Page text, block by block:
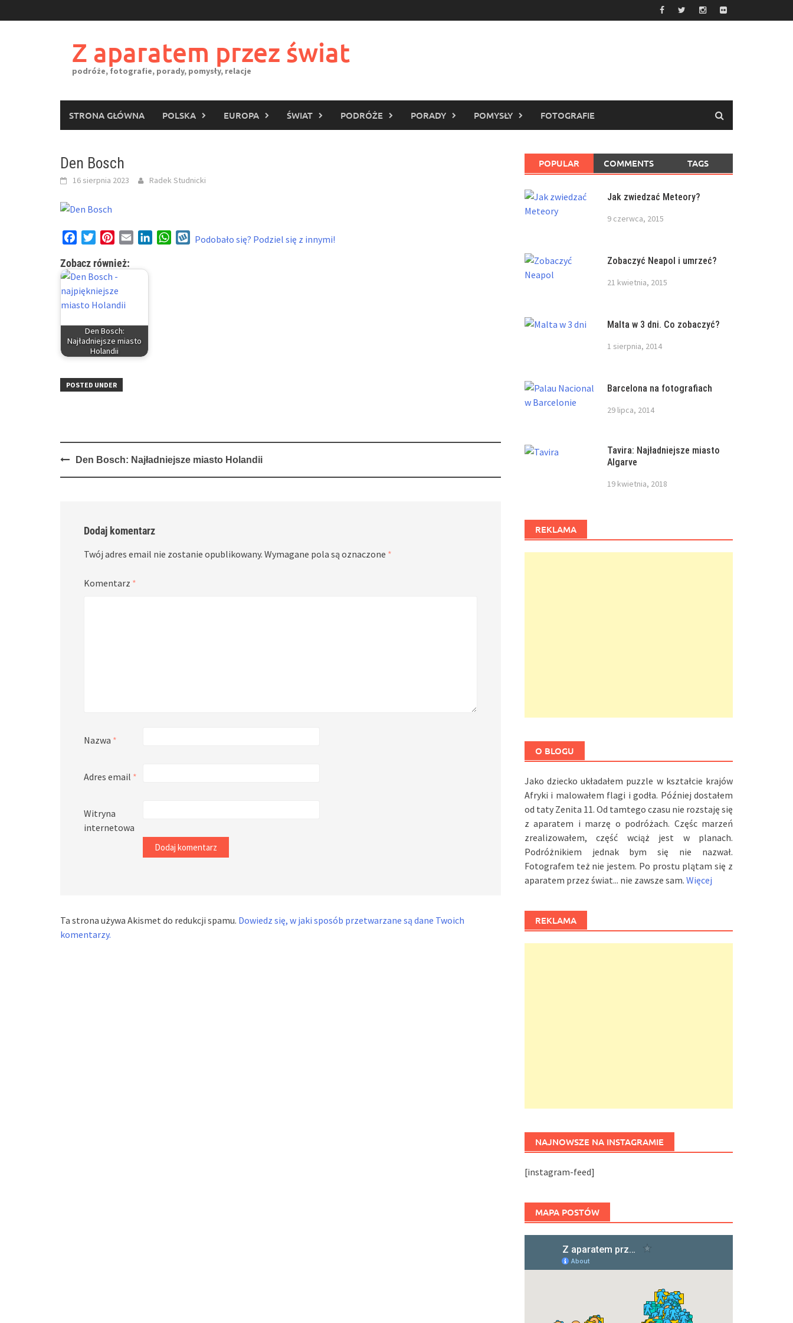
to
Z aparatem przez świat
podróże, fotografie, porady, pomysły, relacje
STRONA GŁÓWNA POLSKA EUROPA ŚWIAT PODRÓŻE PORADY POMYSŁY FOTOGRAFIE
Den Bosch
16 sierpnia 2023 Radek Studnicki
FacebookTwitterPinterest
Email LinkedInWhatsApp
Wykop
Podobało się? Podziel się z innymi!
Zobacz również:
Den Bosch:
Najładniejsze miasto
Holandii
POSTED UNDER
PostDen Bosch: Najładniejsze miasto Holandii
Dodaj komentarz
Twój adres email nie zostanie opublikowany. Wymagane pola są oznaczone *
Komentarz *
Nazwa *
Adres email *
Witryna
internetowa
Ta strona używa Akismet do redukcji spamu. Dowiedz się, w jaki sposób przetwarzane są dane Twoich
komentarzy.
POPULAR COMMENTS TAGS
Jak zwiedzać Meteory?
9 czerwca, 2015
Zobaczyć Neapol i umrzeć?
21 kwietnia, 2015
Malta w 3 dni. Co zobaczyć?
1 sierpnia, 2014
Barcelona na fotografiach
29 lipca, 2014
Tavira: Najładniejsze miasto
Algarve
19 kwietnia, 2018
REKLAMA
O BLOGU
Jako dziecko układałem puzzle w kształcie krajów
Afryki i malowałem flagi i godła. Później dostałem
od taty Zenita 11. Od tamtego czasu nie rozstaję się
z aparatem i marzę o podróżach. Częśc marzeń
zrealizowałem, część wciąż jest w planach.
Podróżnikiem jednak bym się nie nazwał.
Fotografem też nie jestem. Po prostu plątam się z
aparatem przez świat... nie zawsze sam. Więcej
REKLAMA
NAJNOWSZE NA INSTAGRAMIE
[instagram-feed]
MAPA POSTÓW